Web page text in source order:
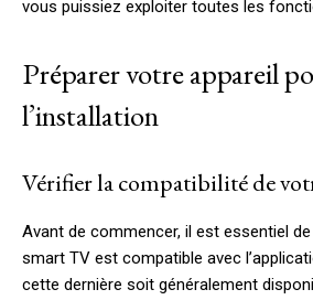
vous puissiez exploiter toutes les
Préparer votre appareil
l’installation
Vérifier la compatibilité de
Avant de commencer, il est essentiel
smart TV est compatible avec
cette dernière soit généralement